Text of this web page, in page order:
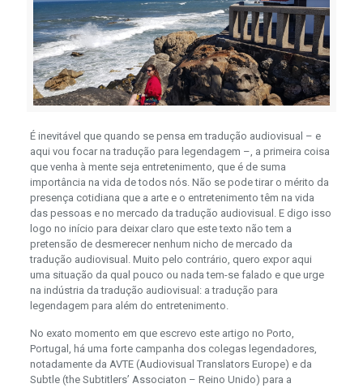
É inevitável que quando se pensa em tradução audiovisual – e
aqui vou focar na tradução para legendagem –, a primeira coisa
que venha à mente seja entretenimento, que é de suma
importância na vida de todos nós. Não se pode tirar o mérito da
presença cotidiana que a arte e o entretenimento têm na vida
das pessoas e no mercado da tradução audiovisual. E digo isso
logo no início para deixar claro que este texto não tem a
pretensão de desmerecer nenhum nicho de mercado da
tradução audiovisual. Muito pelo contrário, quero expor aqui
uma situação da qual pouco ou nada tem-se falado e que urge
na indústria da tradução audiovisual: a tradução para
legendagem para além do entretenimento.
No exato momento em que escrevo este artigo no Porto,
Portugal, há uma forte campanha dos colegas legendadores,
notadamente da AVTE (Audiovisual Translators Europe) e da
Subtle (the Subtitlers’ Associaton – Reino Unido) para a